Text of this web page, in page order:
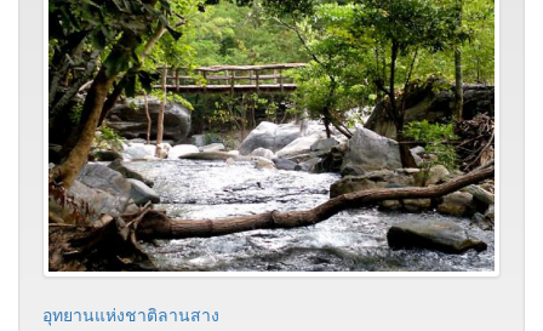
อุทยานแห่งชาติลานสาง